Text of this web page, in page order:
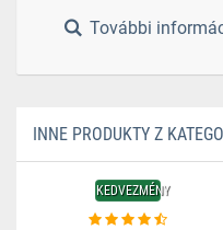
További
INNE PRODUKTY Z
KEDVEZMÉNY